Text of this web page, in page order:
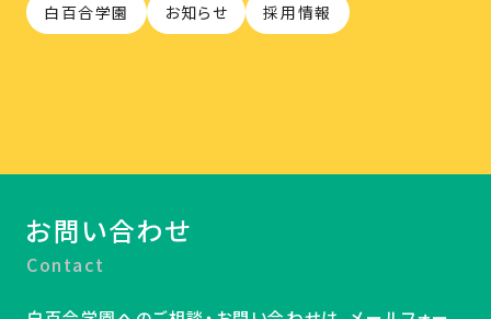
白百合学園
お知らせ 採用情報
お問い合わせ
Contact